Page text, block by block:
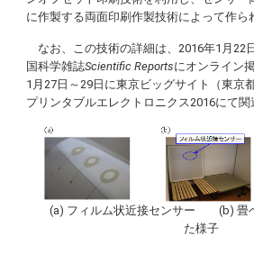
に作製する両面印刷作製技術によって作ら
なお、この技術の詳細は、2016年1月22
国科学雑誌Scientific Reportsにオンライン
1月27日～29日に東京ビッグサイト（東京
プリンタブルエレクトロニクス2016にて関
(a) フィルム状近接センサー (b) 畳
た様子